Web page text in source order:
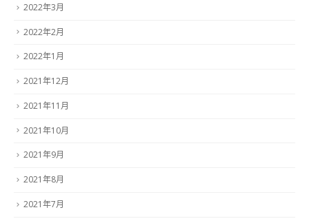
2022年3月
2022年2月
2022年1月
2021年12月
2021年11月
2021年10月
2021年9月
2021年8月
2021年7月